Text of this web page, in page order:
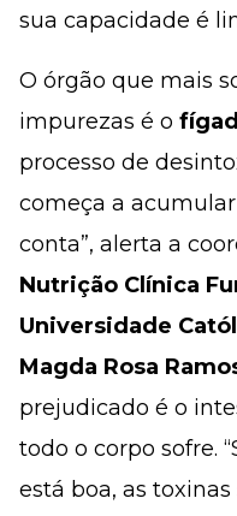
sua capacidade é
O órgão que mais
impurezas é o
processo de
começa a
conta”, alerta a
Nutrição Clínica
Universidade
Magda Rosa
prejudicado é o
todo o corpo sofre.
está boa, as